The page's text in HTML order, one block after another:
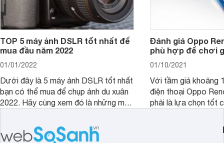
TOP 5 máy ảnh DSLR tốt nhất để
mua đầu năm 2022
01/01/2022
Dưới đây là 5 máy ảnh DSLR tốt nhất
bạn có thể mua để chụp ảnh du xuân
2022. Hãy cùng xem đó là những mẫu
Đánh giá Oppo
phù hợp để chơi
01/10/2021
Với tầm giá khoảng
điện thoại Oppo
phải là lựa chọn tốt